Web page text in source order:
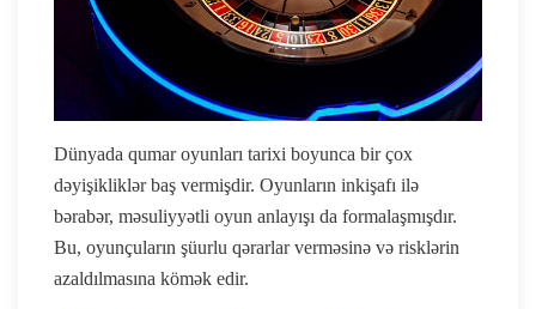
Dünyada qumar oyunları tarixi boyunca bir çox
dəyişikliklər baş vermişdir. Oyunların inkişafı ilə
bərabər, məsuliyyətli oyun anlayışı da formalaşmışdır.
Bu, oyunçuların şüurlu qərarlar verməsinə və risklərin
azaldılmasına kömək edir.